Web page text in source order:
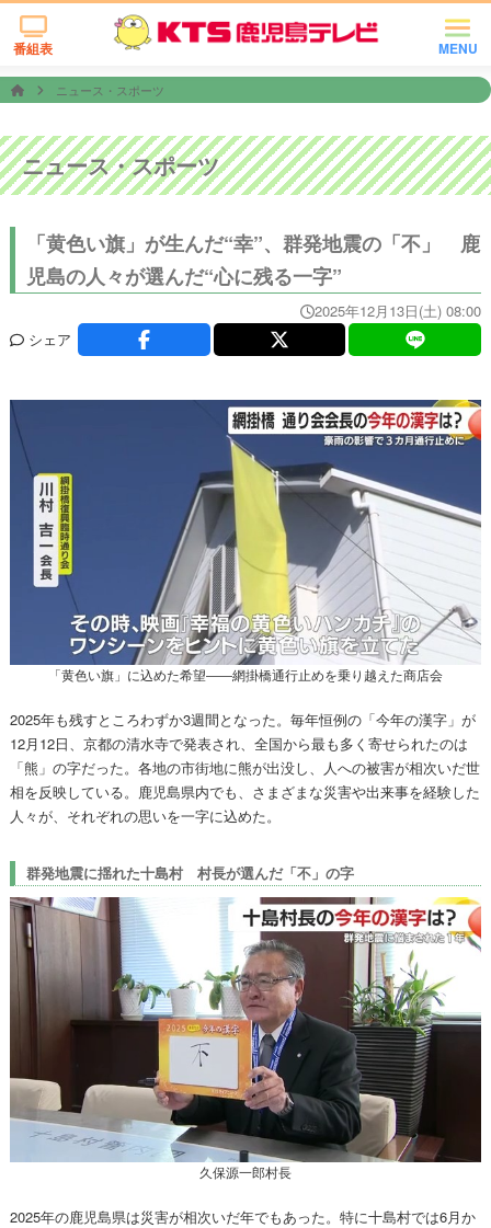
MENU
番組表
ニュース・スポーツ
ニュース・スポーツ
「黄色い旗」が生んだ“幸”、群発地震の「不」 鹿
児島の人々が選んだ“心に残る一字”
2025年12月13日(土) 08:00
シェア
「黄色い旗」に込めた希望――網掛橋通行止めを乗り越えた商店会
2025年も残すところわずか3週間となった。毎年恒例の「今年の漢字」が
12月12日、京都の清水寺で発表され、全国から最も多く寄せられたのは
「熊」の字だった。各地の市街地に熊が出没し、人への被害が相次いだ世
相を反映している。鹿児島県内でも、さまざまな災害や出来事を経験した
人々が、それぞれの思いを一字に込めた。
群発地震に揺れた十島村 村長が選んだ「不」の字
久保源一郎村長
2025年の鹿児島県は災害が相次いだ年でもあった。特に十島村では6月か